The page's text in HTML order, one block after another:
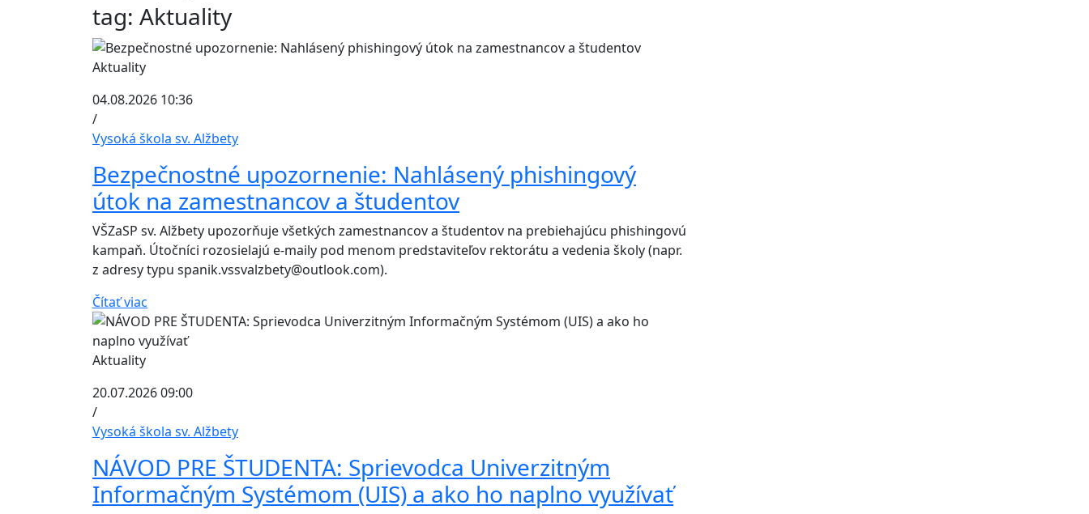
tag: Aktuality
Aktuality
04.08.2026 10:36
/
Vysoká škola sv. Alžbety
Bezpečnostné upozornenie: Nahlásený phishingový
útok na zamestnancov a študentov
VŠZaSP sv. Alžbety upozorňuje všetkých zamestnancov a študentov na prebiehajúcu phishingovú
kampaň. Útočníci rozosielajú e-maily pod menom predstaviteľov rektorátu a vedenia školy (napr.
z adresy typu spanik.vssvalzbety@outlook.com).
Čítať viac
Aktuality
20.07.2026 09:00
/
Vysoká škola sv. Alžbety
NÁVOD PRE ŠTUDENTA: Sprievodca Univerzitným
Informačným Systémom (UIS) a ako ho naplno využívať